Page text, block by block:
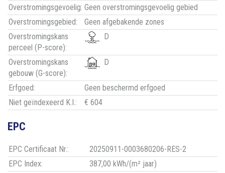
Overstromingsgevoelig: Geen overstromingsgevoelig gebied
Overstromingsgebied:
Geen afgebakende zones
Overstromingskans
perceel (P-score):
D
Overstromingskans
gebouw (G-score):
D
Erfgoed:
Geen beschermd erfgoed
Niet geïndexeerd K.I.:
€ 604
EPC
EPC Certificaat Nr.:
20250911-0003680206-RES-2
EPC Index:
387,00 kWh/(m² jaar)